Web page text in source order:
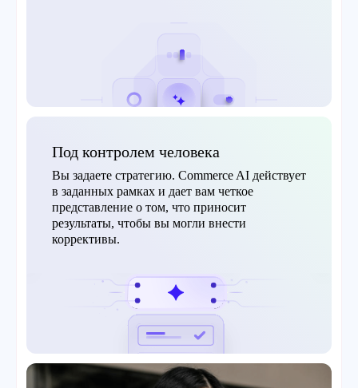
Под контролем человека
Вы задаете стратегию. Commerce AI действует
в заданных рамках и дает вам четкое
представление о том, что приносит
результаты, чтобы вы могли внести
коррективы.